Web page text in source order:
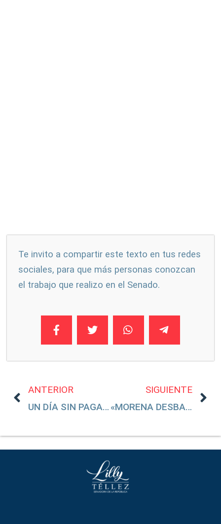
Te invito a compartir este texto en tus redes
sociales, para que más personas conozcan
el trabajo que realizo en el Senado.
ANTERIOR
UN DÍA SIN PAGAR IMPUESTOS
SIGUIENTE
«MORENA DESBARATÓ EL SISTEMA DE SALUD»